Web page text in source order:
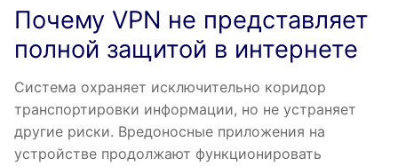
Почему VPN не представляет
полной защитой в интернете
Система охраняет исключительно коридор
транспортировки информации, но не устраняет
другие риски. Вредоносные приложения на
устройстве продолжают функционировать